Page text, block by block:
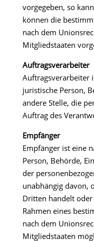
vorgegeben, so
können die
nach dem
Mitgliedstaaten
Auftragsverarbeiter
Auftragsverarbeiter
juristische Person,
andere Stelle, die
Auftrag des
Empfänger
Empfänger ist eine
Person, Behörde,
der
unabhängig davon,
Dritten handelt
Rahmen eines
nach dem
Mitgliedstaaten